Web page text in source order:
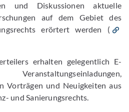
und Diskussionen aktuelle
auf dem Gebiet des
erörtert werden (
erhalten gelegentlich E-
Vorträgen und Neuigkeiten aus
und Sanierungsrechts.